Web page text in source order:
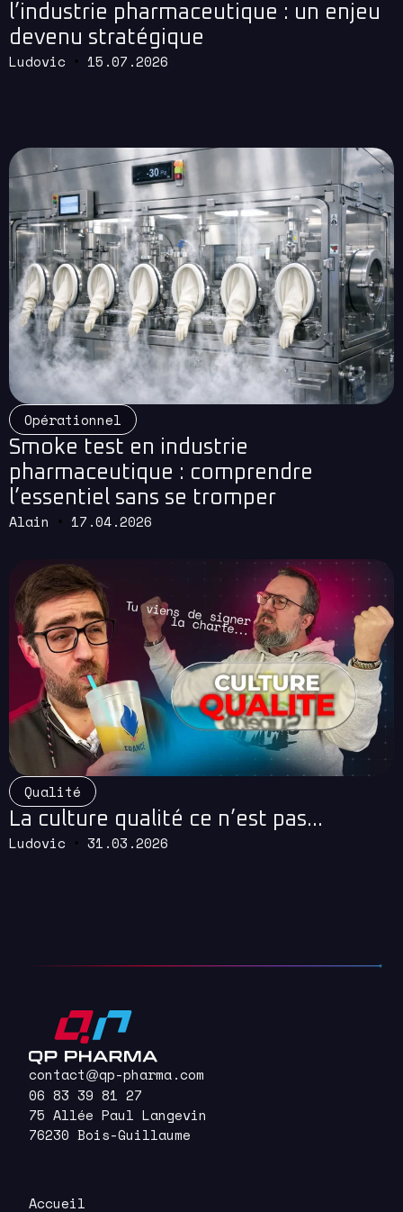
l’industrie pharmaceutique : un enjeu
devenu stratégique
Ludovic 15.07.2026
Opérationnel
Smoke test en industrie
pharmaceutique : comprendre
l’essentiel sans se tromper
Alain 17.04.2026
Read More
Qualité
La culture qualité ce n’est pas…
Ludovic 31.03.2026
Read More
contact@qp-pharma.com
06 83 39 81 27
75 Allée Paul Langevin
76230 Bois-Guillaume
Accueil